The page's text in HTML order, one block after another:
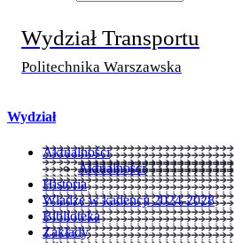
Wydział Transportu
Politechnika Warszawska
Wydział
Aktualności
Aktualności
Historia
Władze w kadencji 2024-2028
Biblioteka
Zakłady